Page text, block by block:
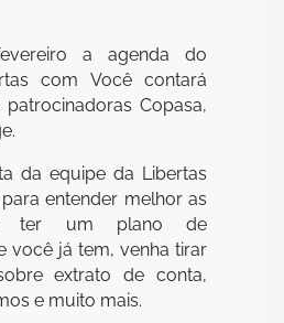
a agenda do
com Você contará
Copasa,
da equipe da Libertas
entender melhor as
ter um plano de
você já tem, venha tirar
extrato de conta,
e muito mais.